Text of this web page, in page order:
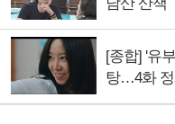
[종합] '유
탕…4화